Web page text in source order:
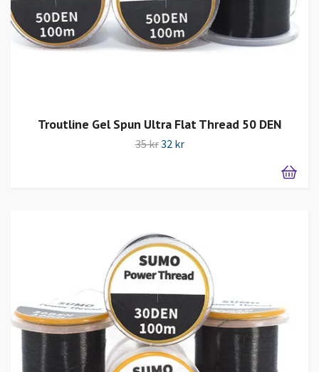
Troutline Gel Spun Ultra Flat Thread 50 DEN
35 kr32 kr